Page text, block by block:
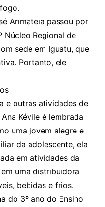
Arimateia passou por
Núcleo Regional de
sede em Iguatu, que
Portanto, ele
e outras atividades de
Kévile é lembrada
uma jovem alegre e
da adolescente, ela
em atividades da
uma distribuidora
bebidas e frios.
do 3º ano do Ensino